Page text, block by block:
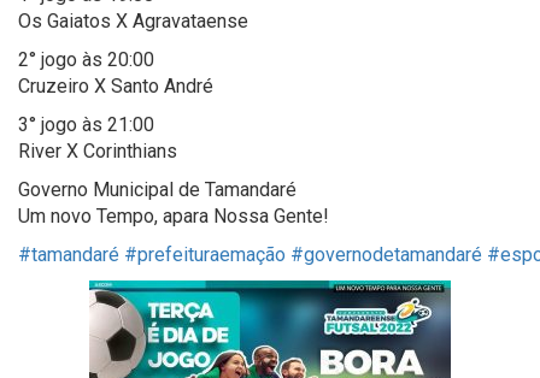
Os Gaiatos X Agravataense
2° jogo às 20:00
Cruzeiro X Santo André
3° jogo às 21:00
River X Corinthians
Governo Municipal de Tamandaré
Um novo Tempo, apara Nossa Gente!
#tamandaré #prefeituraemação #governodetamandaré